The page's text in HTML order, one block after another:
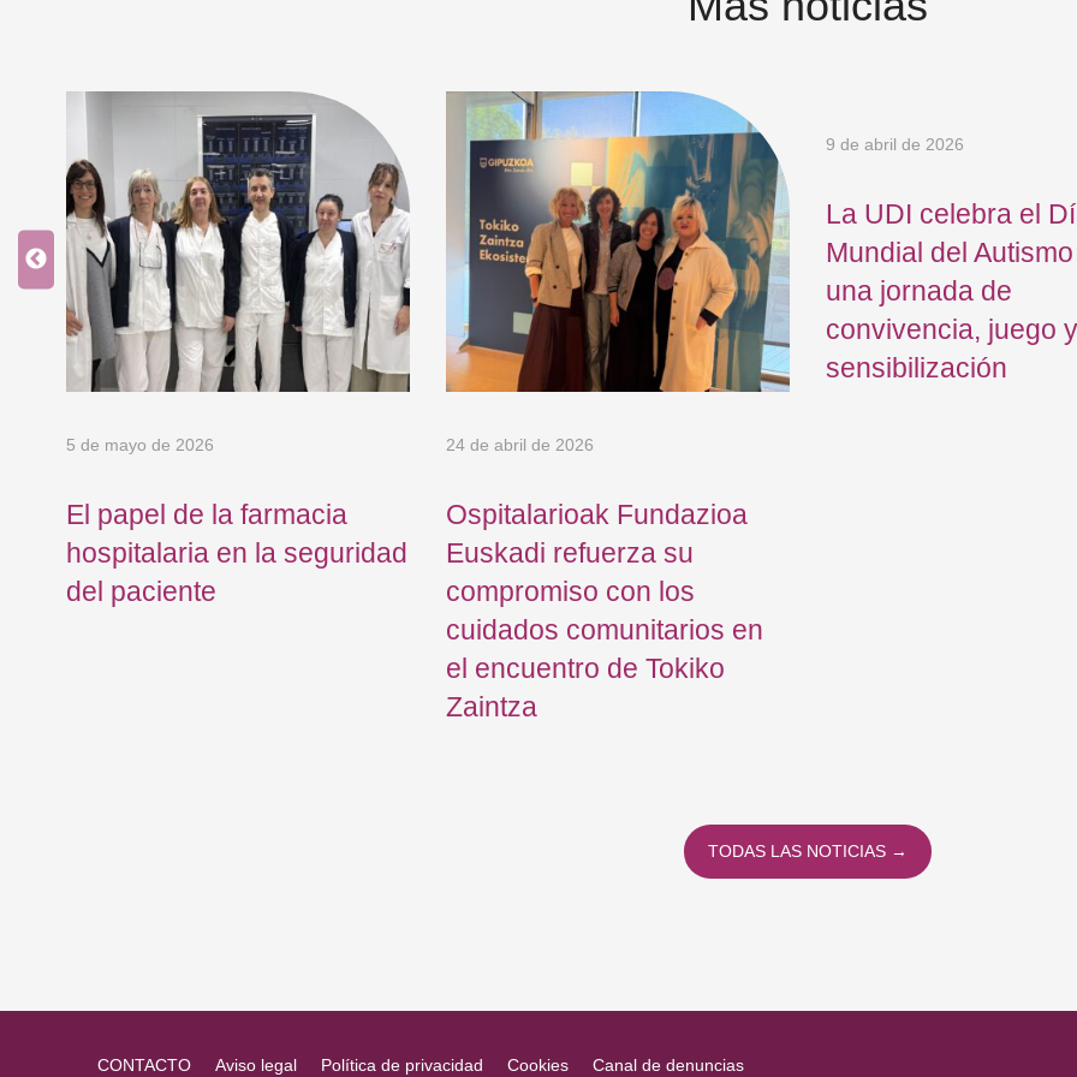
5 de mayo de 2026
El papel de la farmacia
hospitalaria en la seguridad
del paciente
24 de abril de 2026
Ospitalarioak Fundazioa
Euskadi refuerza su
compromiso con los
cuidados comunitarios en
el encuentro de Tokiko
Zaintza
9 de abril de 2026
La UDI celebra el
Mundial del
una jornada de
convivencia, juego y
sensibilización
TODAS LAS NOTICIAS →
CONTACTO Aviso legal Política de privacidad Cookies Canal de denuncias